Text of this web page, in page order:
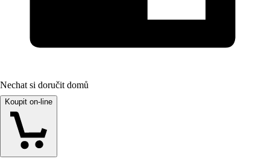
Nechat si doručit domů
Koupit on-line